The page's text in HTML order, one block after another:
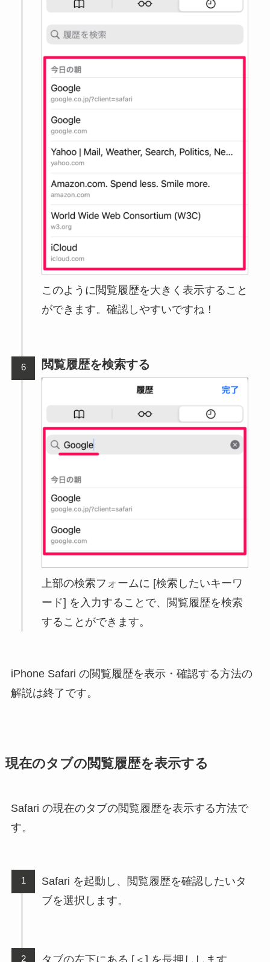
このように閲覧履歴を大きく表示すること
ができます。確認しやすいですね！
閲覧履歴を検索する
上部の検索フォームに [検索したいキーワ
ード] を入力することで、閲覧履歴を検索
することができます。
iPhone Safari の閲覧履歴を表示・確認する方法の
解説は終了です。
現在のタブの閲覧履歴を表示する
Safari の現在のタブの閲覧履歴を表示する方法で
す。
Safari を起動し、閲覧履歴を確認したいタ
ブを選択します。